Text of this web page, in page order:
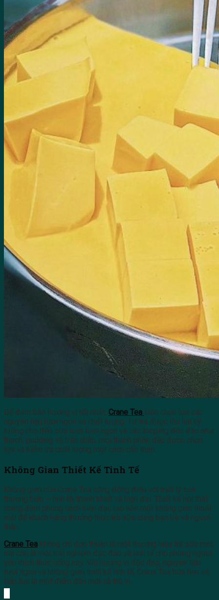
Để đảm bảo hương vị tốt nhất, Crane Tea luôn chọn lựa các
nguyên liệu tươi ngon và chất lượng. Từ trà được thu hái kỹ
lưỡng cho đến sữa tươi tươi ngon và các topping độc đáo như
thạch, pudding và trân châu, mọi thành phần đều được chọn
lựa và kiểm tra chất lượng một cách cẩn thận.
Không Gian Thiết Kế Tinh Tế
Không gian của Crane Tea cũng đồng điệu với triết lý của
thương hiệu – tinh tế, thanh khiết và hiện đại. Thiết kế nội thất
mang đậm phong cách hiện đại, tạo nên một không gian thoải
mái để khách hàng thưởng thức trà sữa cùng bạn bè và người
thân.
Crane Tea không chỉ đơn thuần là một thương hiệu trà sữa mới,
mà còn là một trải nghiệm độc đáo và tinh tế cho những người
yêu thích thức uống này. Với hương vị độc đáo, nguyên liệu
tươi ngon và không gian thiết kế tinh tế, Crane Tea hứa hẹn sẽ
tiếp tục là một điểm đến mới và thú vị.